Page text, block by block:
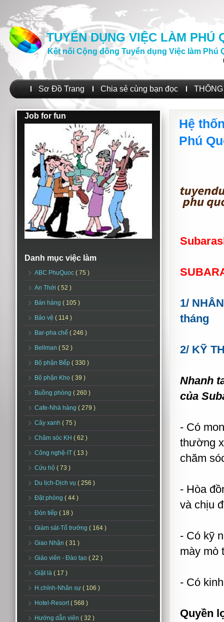
TUYỂN DỤNG VIỆC LÀM PHÚ
Kết nối Cộng đồng Tuyển dụng Việc làm Phú
Sơ Đồ Trang Chia sẻ cùng bạn đọc
Job for fun
Danh mục việc làm
ABC PhuQuoc ( 75 )
An Thới ( 52 )
Bán hàng ( 105 )
Bảo vệ ( 114 )
Bar-pha chế ( 246 )
Bellman ( 52 )
Bộ phận Bếp ( 330 )
Bộ phận Kho ( 39 )
Buồng phòng ( 260 )
Cafe-Nhà hàng ( 279 )
Cây xanh ( 75 )
Chăm sóc KH ( 62 )
Công nghệ-IT ( 13 )
Cứu hộ ( 73 )
Du lịch-Dịch vụ ( 256 )
Đặt phòng ( 44 )
Đón tiếp ( 18 )
Giám sát-Tổ trưởng ( 164 )
Giao Nhận ( 31 )
Giáo viên - Đào tạo ( 22 )
Giặt là ( 17 )
H.chính-Nhân sự ( 106 )
Hotel-Resort( 568 )
Hướng dẫn viên ( 32 )
Hệ
Phú
1/
tháng
2/ KỸ
Nhanh
của
- Có
thường
chăm
- Hòa
và chịu
- Có kỹ
mày mò
- Có
Quyền